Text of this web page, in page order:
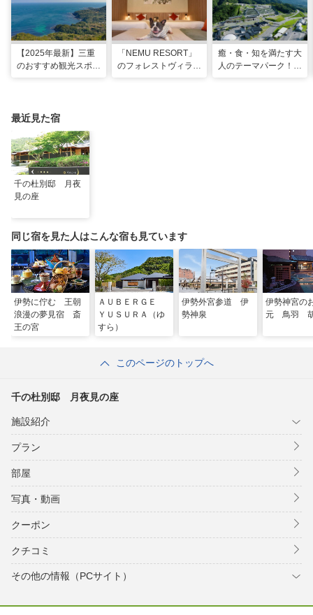
【2025年最新】三重
のおすすめ観光スポッ
まで
「NEMU RESORT」
のフォレストヴィラ
癒・食・知を満たす大
人のテーマパーク！
最近見た宿
千の杜別邸 月夜
見の座
同じ宿を見た人はこんな宿も見ています
伊勢に佇む 王朝
浪漫の夢見宿 斎
王の宮
ＡＵＢＥＲＧＥ
ＹＵＳＵＲＡ（ゆ
すら）
伊勢外宮参道 伊
勢神泉
伊勢神宮の
元 鳥羽
このページのトップへ
千の杜別邸 月夜見の座
施設紹介
プラン
部屋
写真・動画
クーポン
クチコミ
その他の情報（PCサイト）